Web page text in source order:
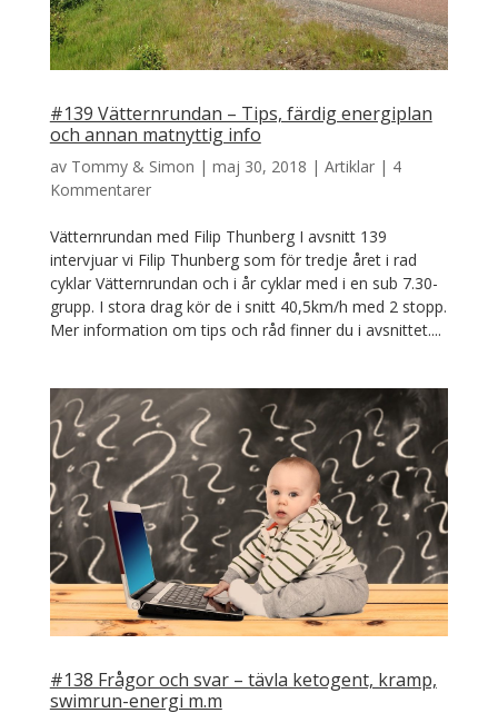
#139 Vätternrundan – Tips, färdig energiplan
och annan matnyttig info
av Tommy & Simon | maj 30, 2018 | Artiklar| 4
Kommentarer
Vätternrundan med Filip Thunberg I avsnitt 139
intervjuar vi Filip Thunberg som för tredje året i rad
cyklar Vätternrundan och i år cyklar med i en sub 7.30-
grupp. I stora drag kör de i snitt 40,5km/h med 2 stopp.
Mer information om tips och råd finner du i avsnittet....
#138 Frågor och svar – tävla ketogent, kramp,
swimrun-energi m.m